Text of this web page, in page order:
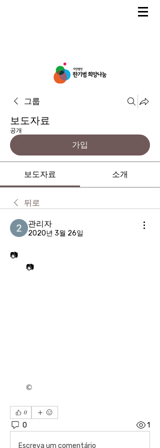
그룹
보도자료
공개
가입
보도자료 소개
뒤로
관리자
2020년 3월 26일
📷
📷
< 저작권자 © 케이에스피뉴스. 무단전재-재배포금지 >
0
0 1
Escreva um comentário